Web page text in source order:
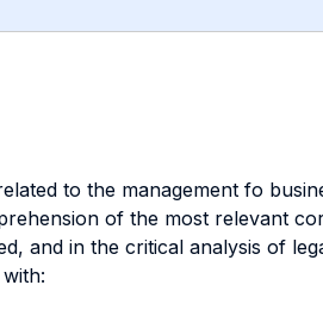
to the management fo
of the most relevant
and in the critical analysis of